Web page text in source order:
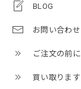
BLOG
お問い合わせ
ご注文の前に
買い取ります